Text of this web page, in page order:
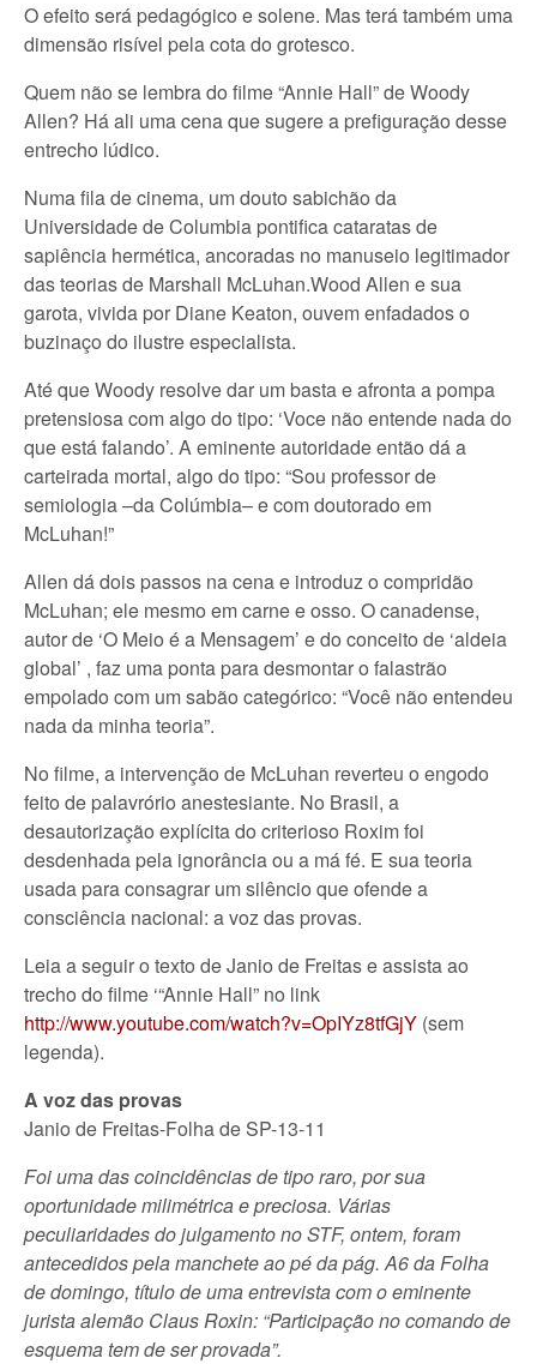
O efeito será pedagógico e solene. Mas terá também uma
dimensão risível pela cota do grotesco.
Quem não se lembra do filme “Annie Hall” de Woody
Allen? Há ali uma cena que sugere a prefiguração desse
entrecho lúdico.
Numa fila de cinema, um douto sabichão da
Universidade de Columbia pontifica cataratas de
sapiência hermética, ancoradas no manuseio legitimador
das teorias de Marshall McLuhan.Wood Allen e sua
garota, vivida por Diane Keaton, ouvem enfadados o
buzinaço do ilustre especialista.
Até que Woody resolve dar um basta e afronta a pompa
pretensiosa com algo do tipo: ‘Voce não entende nada do
que está falando’. A eminente autoridade então dá a
carteirada mortal, algo do tipo: “Sou professor de
semiologia –da Colúmbia– e com doutorado em
McLuhan!”
Allen dá dois passos na cena e introduz o compridão
McLuhan; ele mesmo em carne e osso. O canadense,
autor de ‘O Meio é a Mensagem’ e do conceito de ‘aldeia
global’ , faz uma ponta para desmontar o falastrão
empolado com um sabão categórico: “Você não entendeu
nada da minha teoria”.
No filme, a intervenção de McLuhan reverteu o engodo
feito de palavrório anestesiante. No Brasil, a
desautorização explícita do criterioso Roxim foi
desdenhada pela ignorância ou a má fé. E sua teoria
usada para consagrar um silêncio que ofende a
consciência nacional: a voz das provas.
Leia a seguir o texto de Janio de Freitas e assista ao
trecho do filme ‘“Annie Hall” no link
http://www.youtube.com/watch?v=OpIYz8tfGjY (sem
legenda).
A voz das provas
Janio de Freitas-Folha de SP-13-11
Foi uma das coincidências de tipo raro, por sua
oportunidade milimétrica e preciosa. Várias
peculiaridades do julgamento no STF, ontem, foram
antecedidos pela manchete ao pé da pág. A6 da Folha
de domingo, título de uma entrevista com o eminente
jurista alemão Claus Roxin: “Participação no comando de
esquema tem de ser provada”.